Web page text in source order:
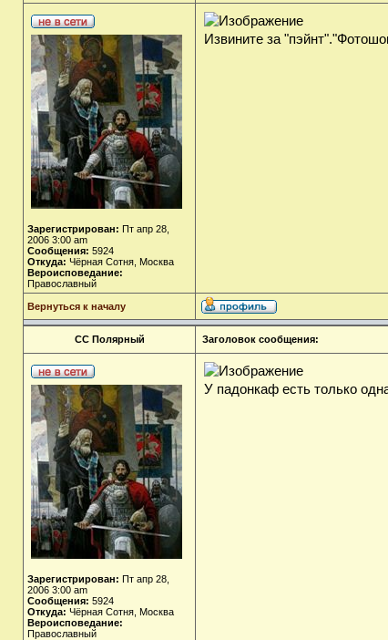
Зарегистрирован: Пт апр 28,
2006 3:00 am
Сообщения: 5924
Откуда: Чёрная Сотня, Москва
Вероисповедание:
Православный
Извините за
Вернуться к началу
СС Полярный Заголовок сообщения:
Зарегистрирован: Пт апр 28,
2006 3:00 am
Сообщения: 5924
Откуда: Чёрная Сотня, Москва
Вероисповедание:
Православный
У падонкаф есть только